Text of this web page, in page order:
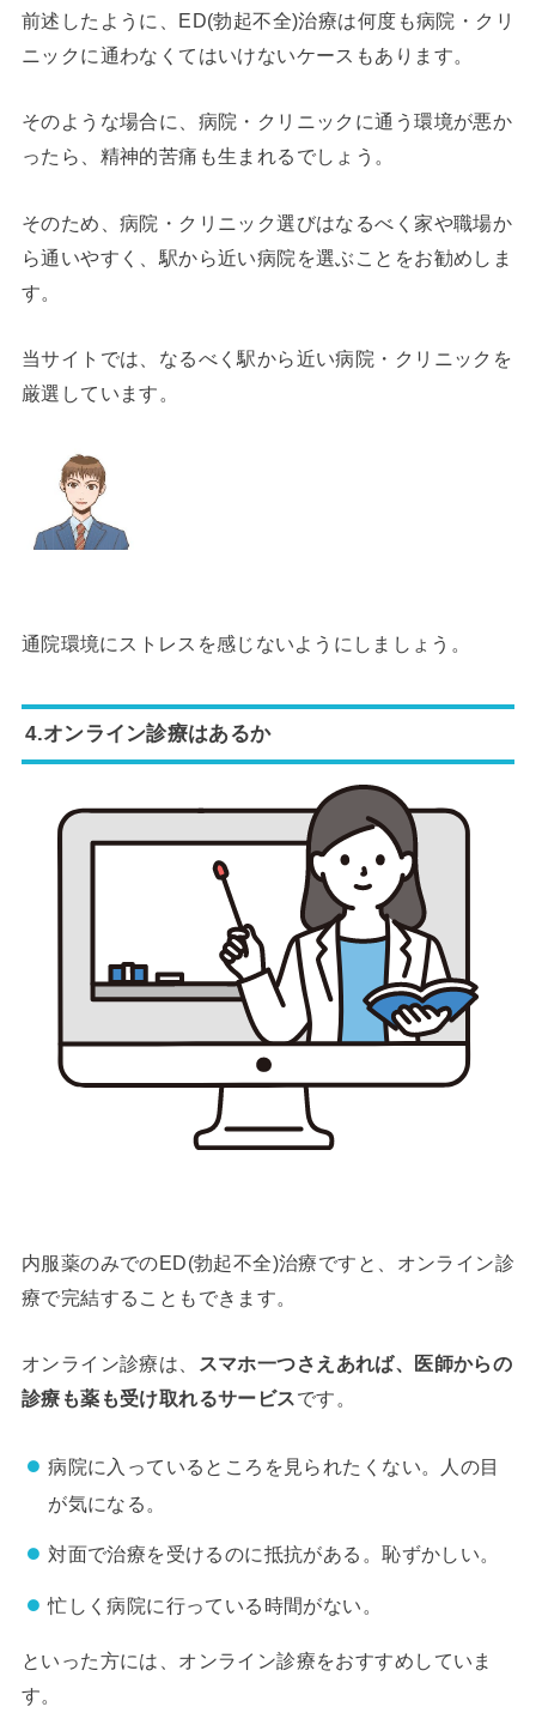
前述したように、ED(勃起不全)治療は何度も病院・クリ
ニックに通わなくてはいけないケースもあります。
そのような場合に、病院・クリニックに通う環境が悪か
ったら、精神的苦痛も生まれるでしょう。
そのため、病院・クリニック選びはなるべく家や職場か
ら通いやすく、駅から近い病院を選ぶことをお勧めしま
す。
当サイトでは、なるべく駅から近い病院・クリニックを
厳選しています。
通院環境にストレスを感じないようにしましょう。
4.オンライン診療はあるか
内服薬のみでのED(勃起不全)治療ですと、オンライン診
療で完結することもできます。
オンライン診療は、
スマホ一つさえあれば、医師からの
診療も薬も受け取れるサービスです。
病院に入っているところを見られたくない。人の目
が気になる。
対面で治療を受けるのに抵抗がある。恥ずかしい。
忙しく病院に行っている時間がない。
といった方には、オンライン診療をおすすめしていま
す。